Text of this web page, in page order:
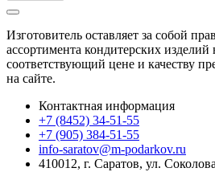
Изготовитель оставляет за собой
ассортимента кондитерских
соответствующий цене и качеству
на сайте.
Контактная информация
+7 (8452) 34-51-55
+7 (905) 384-51-55
info-saratov@m-podarkov.ru
410012, г. Саратов, ул.